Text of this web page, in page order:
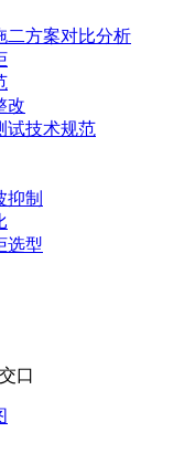
二方案对比分析
改
试技术规范
抑制
选型
口